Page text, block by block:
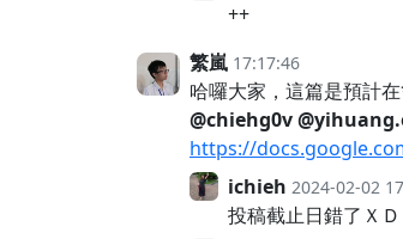
++
繁嵐 17:17:46
哈囉大家，這篇是預計
@chiehg0v
https://
ichieh 2024-02-02
投稿截止日錯了Ｘ